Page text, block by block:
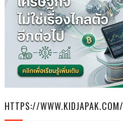
HTTPS://WWW.KIDJAPAK.COM/